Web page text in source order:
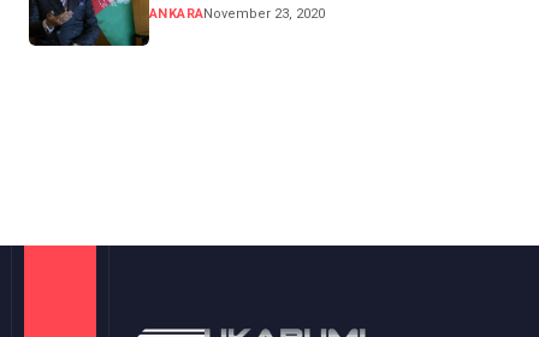
ANKARANovember 23, 2020